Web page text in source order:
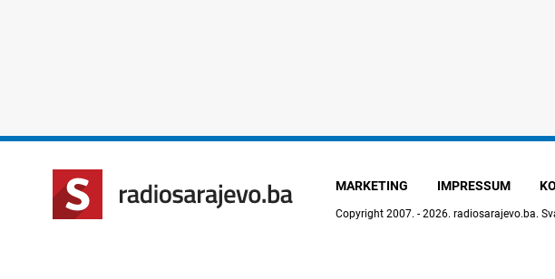
MARKETING IMPRESSUM
Copyright 2007. - 2026. radiosarajevo.ba.